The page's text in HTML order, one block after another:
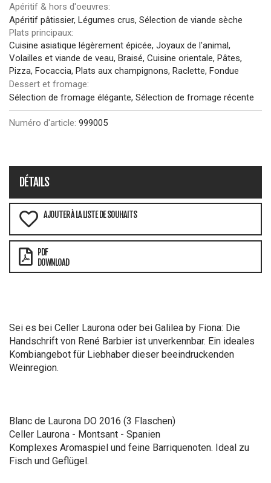
Apéritif & hors d'oeuvres:
Apéritif pâtissier, Légumes crus, Sélection de viande sèche
Plats principaux:
Cuisine asiatique légèrement épicée, Joyaux de l'animal,
Volailles et viande de veau, Braisé, Cuisine orientale, Pâtes,
Pizza, Focaccia, Plats aux champignons, Raclette, Fondue
Dessert et fromage:
Sélection de fromage élégante, Sélection de fromage récente
Numéro d'article: 999005
DÉTAILS
AJOUTER À LA LISTE DE SOUHAITS
PDF
DOWNLOAD
Sei es bei Celler Laurona oder bei Galilea by Fiona: Die
Handschrift von René Barbier ist unverkennbar. Ein ideales
Kombiangebot für Liebhaber dieser beeindruckenden
Weinregion.
Blanc de Laurona DO 2016 (3 Flaschen)
Celler Laurona - Montsant - Spanien
Komplexes Aromaspiel und feine Barriquenoten. Ideal zu
Fisch und Geflügel.